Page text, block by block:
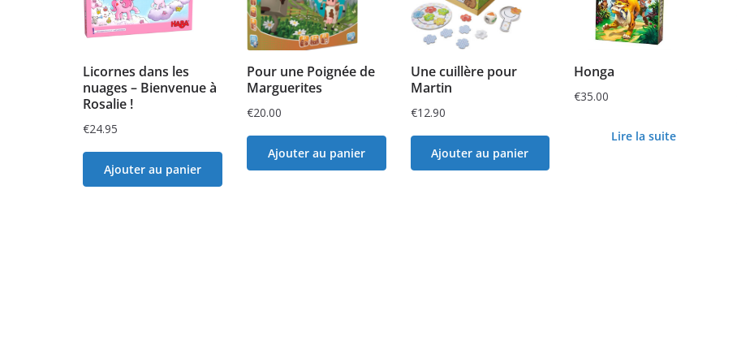
Licornes dans les
nuages – Bienvenue à
Rosalie !
€24.95
Ajouter au panier
Pour une Poignée de
Marguerites
€20.00
Ajouter au panier
Une cuillère pour
Martin
€12.90
Ajouter au panier
Honga
€35.00
Lire la suite